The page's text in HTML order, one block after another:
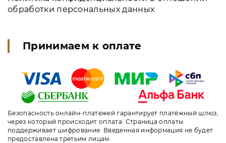
обработки персональных данных
Принимаем к оплате
Безопасность онлайн-платежей гарантирует платёжный шлюз,
через который происходит оплата. Страница оплаты
поддерживает шифрование. Введенная информация не будет
предоставлена третьим лицам.